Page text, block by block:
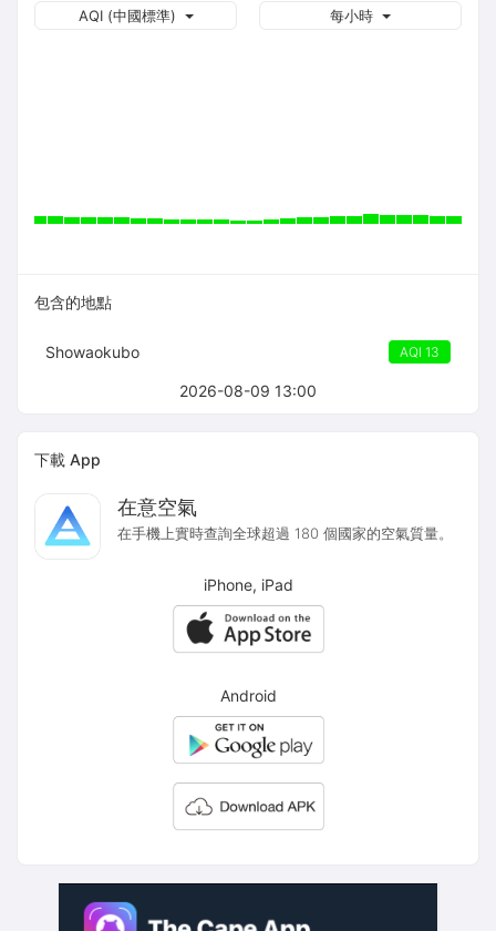
2026-08-09 13:00
每小時
AQI (中國標準)
包含的地點
Showaokubo AQI 13
下載 App
在意空氣
在手機上實時查詢全球超過 180 個國家的空氣質量。
iPhone, iPad
Android